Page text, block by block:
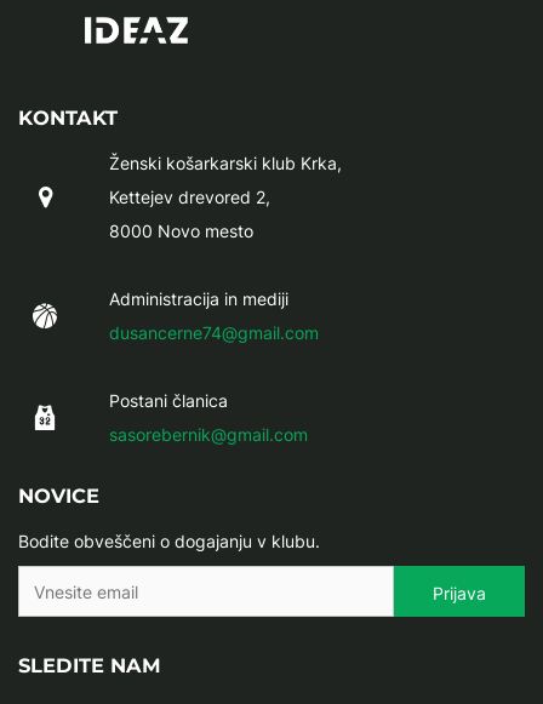
KONTAKT
Ženski košarkarski klub Krka,
Kettejev drevored 2,
8000 Novo mesto
Administracija in mediji
dusancerne74@gmail.com
Postani članica
sasorebernik@gmail.com
NOVICE
Bodite obveščeni o dogajanju v klubu.
SLEDITE NAM